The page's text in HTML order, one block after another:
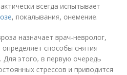
всегда испытывает
, покалывания, онемение.
назначает врач-невролог,
способы снятия
этого, в первую очередь
стрессов и приводится